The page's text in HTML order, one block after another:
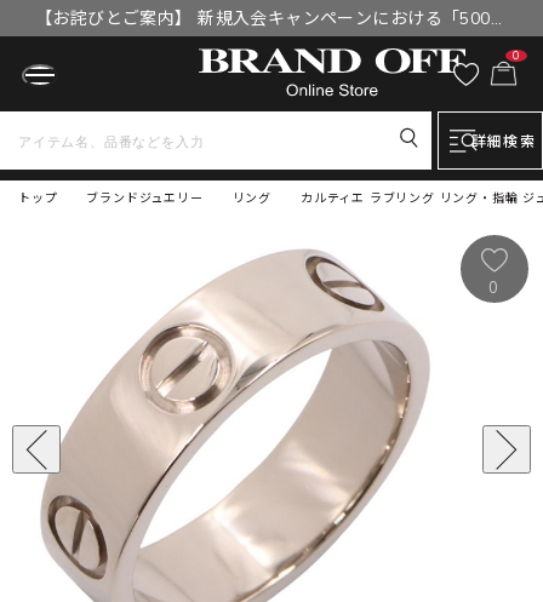
【お詫びとご案内】 新規入会キャンペーンにおける「500円
OFFクーポン」付与漏れと補填について
0
詳細検索
トップ カルティエ ラブリング リング・指輪
ブランドジュエリー リング
0